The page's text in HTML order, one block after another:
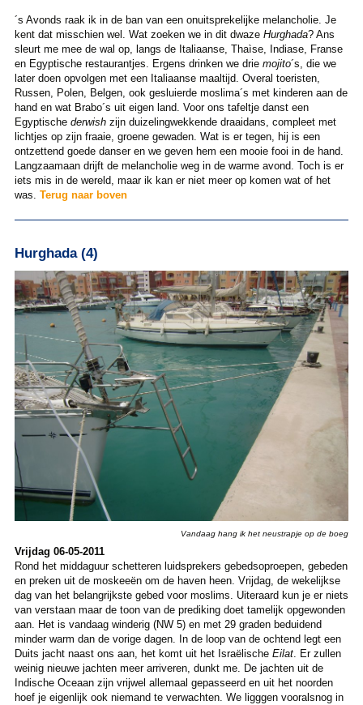
´s Avonds raak ik in de ban van een onuitsprekelijke melancholie. Je
kent dat misschien wel. Wat zoeken we in dit dwaze Hurghada? Ans
sleurt me mee de wal op, langs de Italiaanse, Thaìse, Indiase, Franse
en Egyptische restaurantjes. Ergens drinken we drie mojito´s, die we
later doen opvolgen met een Italiaanse maaltijd. Overal toeristen,
Russen, Polen, Belgen, ook gesluierde moslima´s met kinderen aan de
hand en wat Brabo´s uit eigen land. Voor ons tafeltje danst een
Egyptische derwishzijn duizelingwekkende draaidans, compleet met
lichtjes op zijn fraaie, groene gewaden. Wat is er tegen, hij is een
ontzettend goede danser en we geven hem een mooie fooi in de hand.
Langzaamaan drijft de melancholie weg in de warme avond. Toch is er
iets mis in de wereld, maar ik kan er niet meer op komen wat of het
was. Terug naar boven
Hurghada (4)
Vandaag hang ik het neustrapje op de boeg
Vrijdag 06-05-2011
Rond het middaguur schetteren luidsprekers gebedsoproepen, gebeden
en preken uit de moskeeën om de haven heen. Vrijdag, de wekelijkse
dag van het belangrijkste gebed voor moslims. Uiteraard kun je er niets
van verstaan maar de toon van de prediking doet tamelijk opgewonden
aan. Het is vandaag winderig (NW 5) en met 29 graden beduidend
minder warm dan de vorige dagen. In de loop van de ochtend legt een
Duits jacht naast ons aan, het komt uit het Israëlische Eilat. Er zullen
weinig nieuwe jachten meer arriveren, dunkt me. De jachten uit de
Indische Oceaan zijn vrijwel allemaal gepasseerd en uit het noorden
hoef je eigenlijk ook niemand te verwachten. We ligggen vooralsnog in